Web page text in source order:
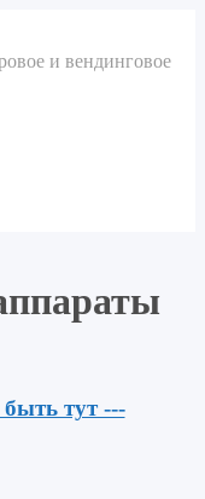
и вендинговое
тут ---